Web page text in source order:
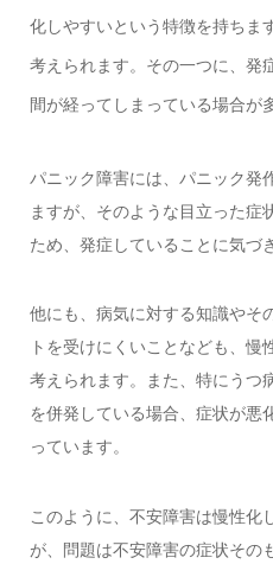
化しやすいという特徴を持ちま
考えられます。その一つに、発
間が経ってしまっている場合が
パニック障害には、パニック発
ますが、そのような目立った症
ため、発症していることに気づ
他にも、病気に対する知識やそ
トを受けにくいことなども、慢
考えられます。また、特にうつ
を併発している場合、症状が悪
っています。
このように、不安障害は慢性化
が、問題は不安障害の症状その